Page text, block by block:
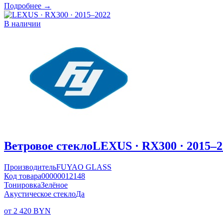
Подробнее →
В наличии
Ветровое стеклоLEXUS · RX300 ·
ПроизводительFUYAO GLASS
Код товара00000012148
ТонировкаЗелёное
Акустическое стеклоДа
от 2 420 BYN